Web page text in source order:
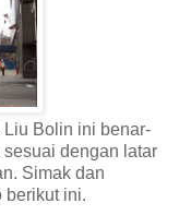
Bolin ini benar-
sesuai dengan latar
Simak dan
berikut ini.